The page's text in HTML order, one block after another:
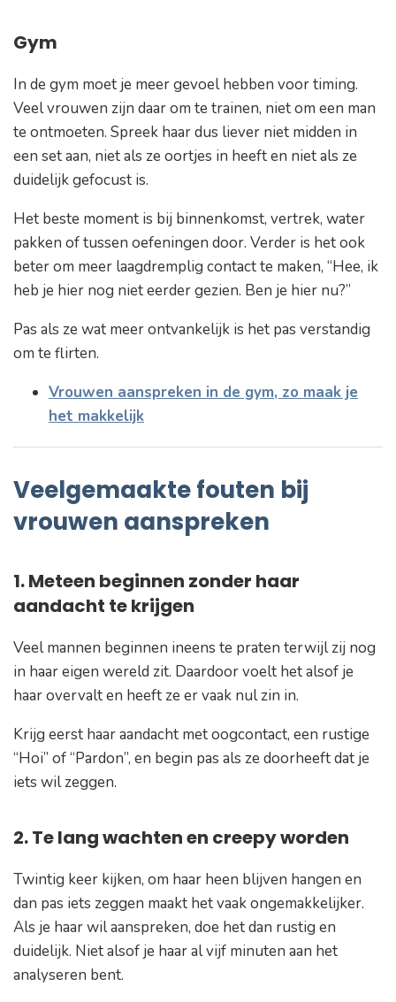
Gym
In de gym moet je meer gevoel hebben voor timing.
Veel vrouwen zijn daar om te trainen, niet om een man
te ontmoeten. Spreek haar dus liever niet midden in
een set aan, niet als ze oortjes in heeft en niet als ze
duidelijk gefocust is.
Het beste moment is bij binnenkomst, vertrek, water
pakken of tussen oefeningen door. Verder is het ook
beter om meer laagdremplig contact te maken, “Hee, ik
heb je hier nog niet eerder gezien. Ben je hier nu?”
Pas als ze wat meer ontvankelijk is het pas verstandig
om te flirten.
Vrouwen aanspreken in de gym, zo maak je
het makkelijk
Veelgemaakte fouten bij
vrouwen aanspreken
1. Meteen beginnen zonder haar
aandacht te krijgen
Veel mannen beginnen ineens te praten terwijl zij nog
in haar eigen wereld zit. Daardoor voelt het alsof je
haar overvalt en heeft ze er vaak nul zin in.
Krijg eerst haar aandacht met oogcontact, een rustige
“Hoi” of “Pardon”, en begin pas als ze doorheeft dat je
iets wil zeggen.
2. Te lang wachten en creepy worden
Twintig keer kijken, om haar heen blijven hangen en
dan pas iets zeggen maakt het vaak ongemakkelijker.
Als je haar wil aanspreken, doe het dan rustig en
duidelijk. Niet alsof je haar al vijf minuten aan het
analyseren bent.